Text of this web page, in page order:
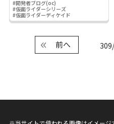
#開発者ブログ(oc)
#仮面ライダーシリーズ
#仮面ライダーディケイド
前へ